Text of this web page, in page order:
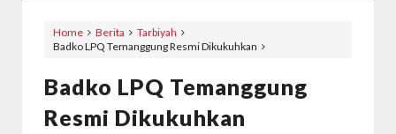
Home Berita
Tarbiyah
Badko LPQ Temanggung Resmi Dikukuhkan
Badko LPQ Temanggung
Resmi Dikukuhkan